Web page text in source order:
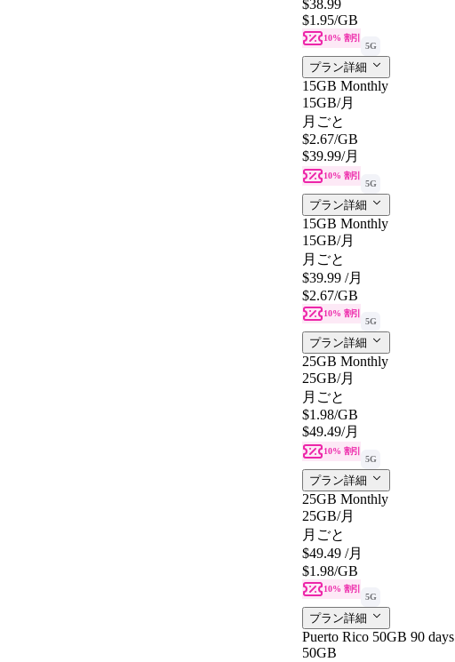
$38.99
$1.95/GB
10% 割引
5G
プラン詳細
15GB Monthly
15GB/月
月ごと
$2.67/GB
$39.99/月
10% 割引
5G
プラン詳細
15GB Monthly
15GB/月
月ごと
$39.99 /月
$2.67/GB
10% 割引
5G
プラン詳細
25GB Monthly
25GB/月
月ごと
$1.98/GB
$49.49/月
10% 割引
5G
プラン詳細
25GB Monthly
25GB/月
月ごと
$49.49 /月
$1.98/GB
10% 割引
5G
プラン詳細
Puerto Rico 50GB 90 days
50GB